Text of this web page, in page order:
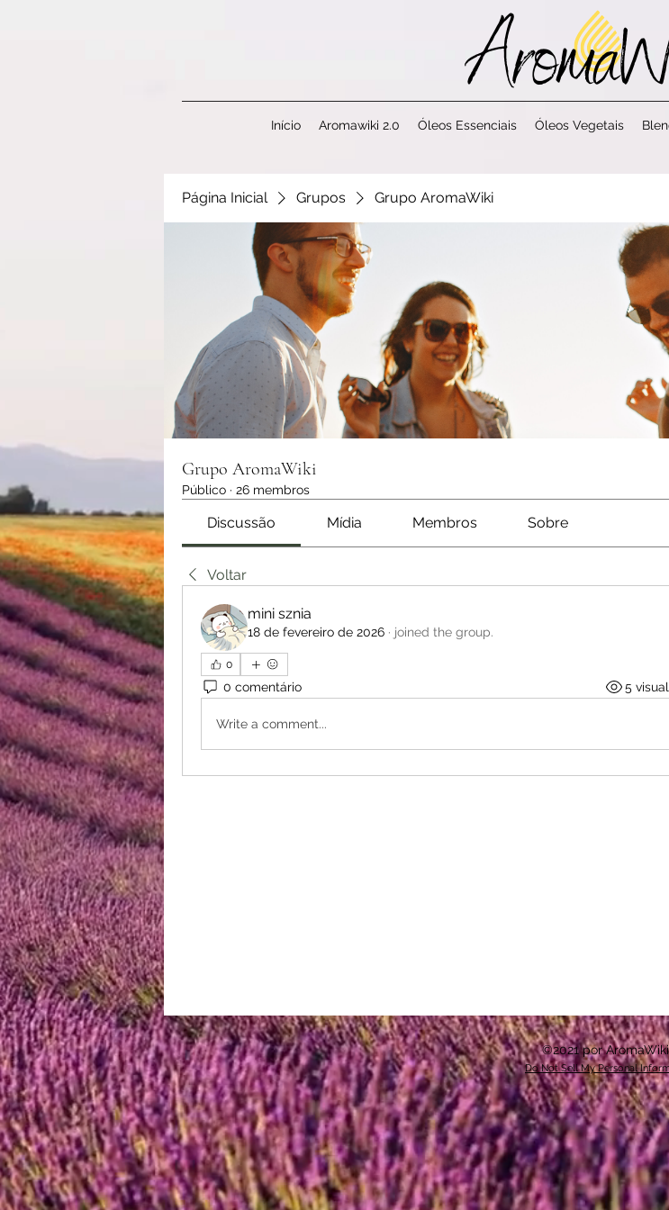
Início Aromawiki 2.0 Óleos Essenciais Óleos Vegetais
Página Inicial Grupos Grupo AromaWiki
Grupo AromaWiki
Público · 26 membros
Discussão Mídia Membros Sobre
Voltar
mini sznia
18 de fevereiro de 2026 · joined the group.
0
0 comentário 5
Write a comment...
©2021 por AromaWiki
Do Not Sell My Personal